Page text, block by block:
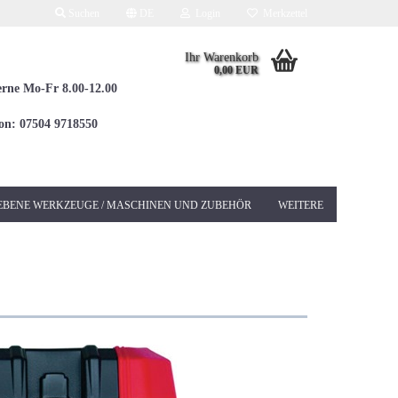
Mo-Fr 8.00-12.00
07504 9718550
Ihr Warenkorb
0,00 EUR
WERKZEUGE / MASCHINEN UND ZUBEHÖR WEITERE
Sanierungsschleifer